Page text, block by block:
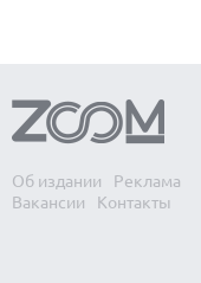
Об издании
Реклама
Вакансии
Контакты